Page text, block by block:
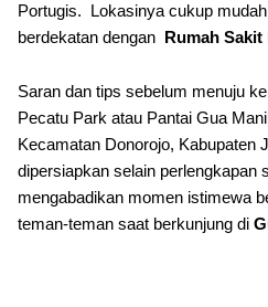
Portugis. Lokasinya cukup
berdekatan dengan Rumah
Saran dan tips sebelum menuju
Pecatu Park atau Pantai Gua
Kecamatan Donorojo, Kabupaten
dipersiapkan selain perlengkapan
mengabadikan momen istimewa
teman-teman saat berkunjung di